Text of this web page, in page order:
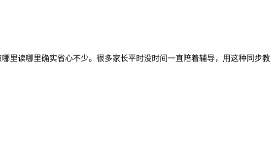
里读哪里确实省心不少。很多家长平时没时间一直陪着辅导，用这种同步教